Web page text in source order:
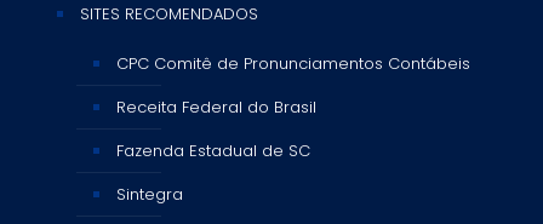
SITES RECOMENDADOS
CPC Comitê de Pronunciamentos Contábeis
Receita Federal do Brasil
Fazenda Estadual de SC
Sintegra